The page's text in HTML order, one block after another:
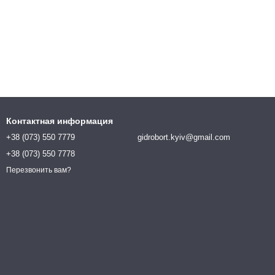
Контактная информация
+38 (073) 550 7779
+38 (073) 550 7778
Перезвонить вам?
gidrobort.kyiv@gmail.com